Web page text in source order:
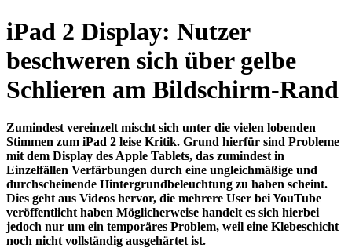
iPad 2 Display: Nutzer
beschweren sich über gelbe
Schlieren am Bildschirm-Rand
Zumindest vereinzelt mischt sich unter die vielen lobenden
Stimmen zum iPad 2 leise Kritik. Grund hierfür sind Probleme
mit dem Display des Apple Tablets, das zumindest in
Einzelfällen Verfärbungen durch eine ungleichmäßige und
durchscheinende Hintergrundbeleuchtung zu haben scheint.
Dies geht aus Videos hervor, die mehrere User bei YouTube
veröffentlicht haben Möglicherweise handelt es sich hierbei
jedoch nur um ein temporäres Problem, weil eine Klebeschicht
noch nicht vollständig ausgehärtet ist.